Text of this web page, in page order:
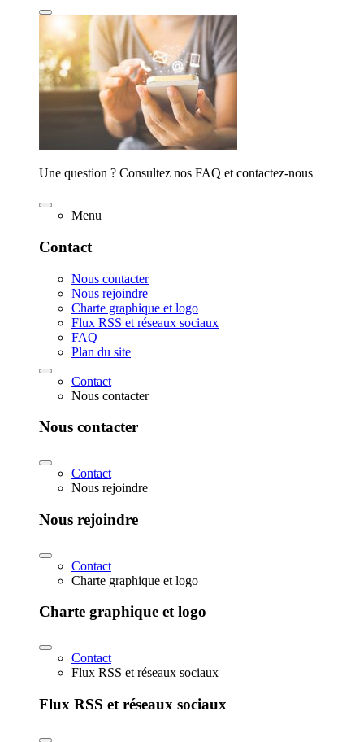
Une question ? Consultez nos FAQ et contactez-nous
Menu
Contact
Nous contacter
Nous rejoindre
Charte graphique et logo
Flux RSS et réseaux sociaux
FAQ
Plan du site
Contact
Nous contacter
Nous contacter
Contact
Nous rejoindre
Nous rejoindre
Contact
Charte graphique et logo
Charte graphique et logo
Contact
Flux RSS et réseaux sociaux
Flux RSS et réseaux sociaux